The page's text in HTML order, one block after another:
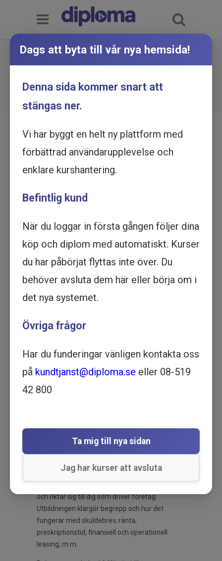
online
Krediträtt - med leasing, skuldebrev och ränta -
Köp - 1 795 kr
Prova ett delmoment
Krediträtt - med leasing,
Utbildning online
MINUTER
Beskrivning
Lär dig allt om Krediträtten med denna
på området.
du ska ha med. Utbildningen behandlar
och riktar sig till dig som driver företag.
Utbildningen klargör begrepp och hur det
fungerar med skuldebrev, ränta,
preskriptionstid, finansiell och operationell
leasing, m.m.
Dags att byta till vår nya hemsida!
Denna sida kommer snart att
stängas ner.
Vi har byggt en helt ny plattform med
förbättrad användarupplevelse och
enklare kurshantering.
Befintlig kund
När du loggar in första gången följer dina
köp och diplom med automatiskt. Kurser
du har påbörjat flyttas inte över. Du
behöver avsluta dem här eller börja om i
det nya systemet.
Övriga frågor
Har du funderingar vänligen kontakta oss
på kundtjanst@diploma.se eller 08-519
42 800
Ta mig till nya sidan
Jag har kurser att avsluta